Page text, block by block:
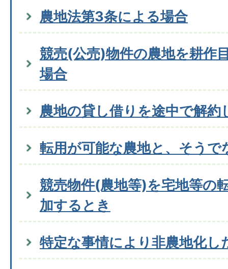
農地法第3条による場合
競売(公売)物件の農地を耕作
場合
農地の貸し借りを途中で解約
転用が可能な農地と、そうで
競売物件(農地等)を宅地等の
加するとき
特定な事情により非農地化し